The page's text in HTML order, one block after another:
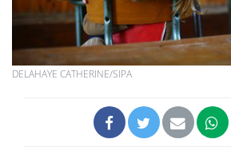
DELAHAYE CATHERINE/SIPA